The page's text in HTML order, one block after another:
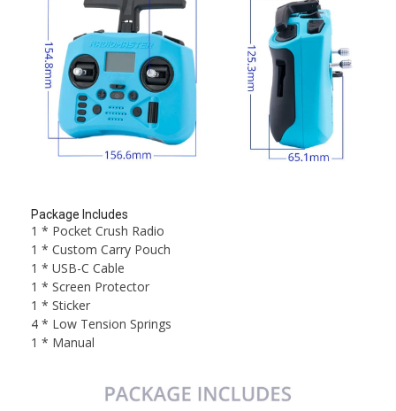
Package Includes
1 * Pocket Crush Radio
1 * Custom Carry Pouch
1 * USB-C Cable
1 * Screen Protector
1 * Sticker
4 * Low Tension Springs
1 * Manual